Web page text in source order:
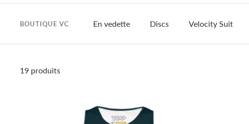
BOUTIQUE VC En vedette Discs Velocity Suit
19 produits